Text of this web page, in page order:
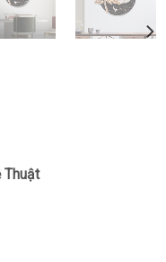
Thuật